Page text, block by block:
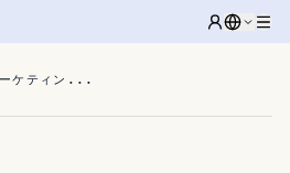
ケティン...